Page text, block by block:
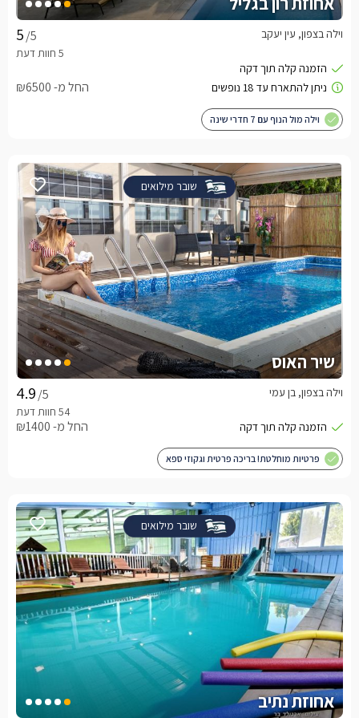
/5 וילה בצפון, עין יעקב
החל מ- ₪6500
וילה מול הנוף עם 7 חדרי שינה
שובר מילואים
שיר האוס
/5 וילה בצפון, בן עמי
החל מ- ₪1400
פרטיות מוחלטת! בריכה פרטית וגקוזי ספא
שובר מילואים
אחוזת נתיב